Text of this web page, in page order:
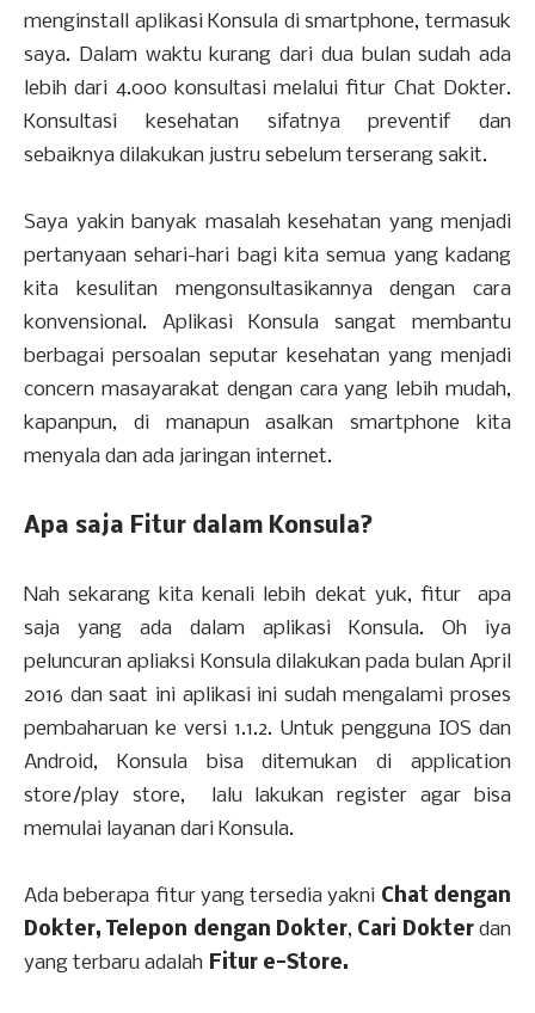
menginstall aplikasi Konsula di smartphone, termasuk
saya. Dalam waktu kurang dari dua bulan sudah ada
lebih dari 4.000 konsultasi melalui fitur Chat Dokter.
Konsultasi kesehatan sifatnya preventif dan
sebaiknya dilakukan justru sebelum terserang sakit.
Saya yakin banyak masalah kesehatan yang menjadi
pertanyaan sehari-hari bagi kita semua yang kadang
kita kesulitan mengonsultasikannya dengan cara
konvensional. Aplikasi Konsula sangat membantu
berbagai persoalan seputar kesehatan yang menjadi
concern masayarakat dengan cara yang lebih mudah,
kapanpun, di manapun asalkan smartphone kita
menyala dan ada jaringan internet.
Apa saja Fitur dalam Konsula?
Nah sekarang kita kenali lebih dekat yuk, fitur apa
saja yang ada dalam aplikasi Konsula. Oh iya
peluncuran apliaksi Konsula dilakukan pada bulan April
2016 dan saat ini aplikasi ini sudah mengalami proses
pembaharuan ke versi 1.1.2. Untuk pengguna IOS dan
Android, Konsula bisa ditemukan di application
store/play store, lalu lakukan register agar bisa
memulai layanan dari Konsula.
Ada beberapa fitur yang tersedia yakni Chat dengan
Dokter, Telepon dengan Dokter, Cari Dokterdan
yang terbaru adalah Fitur e-Store.